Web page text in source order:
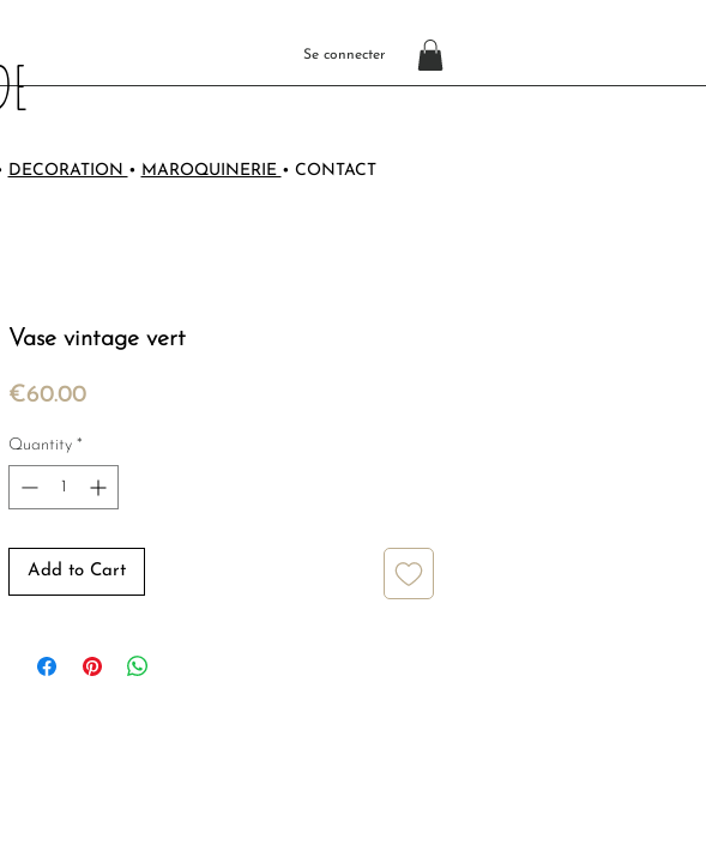
Se connecter
DECORATION • MAROQUINERIE • CONTACT
Vase vintage vert
€60.00Price
Quantity *
Add to Cart